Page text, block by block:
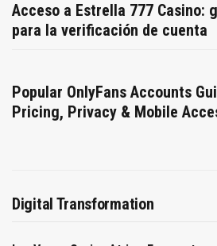
Acceso a Estrella 777 Casino:
para la verificación de cuenta
Popular OnlyFans Accounts
Pricing, Privacy & Mobile
Digital Transformation